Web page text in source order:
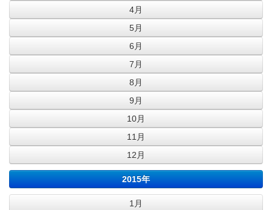
4月
5月
6月
7月
8月
9月
10月
11月
12月
2015年
1月